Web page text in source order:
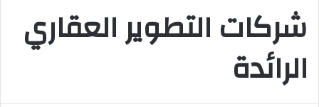
شركات التطوير العقاري
الرائدة